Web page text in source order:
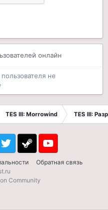
онлайн
не
TES III: Morrowind TES III:
Обратная связь
Twitter Steam Youtube
Community